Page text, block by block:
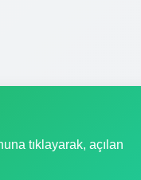
tıklayarak, açılan